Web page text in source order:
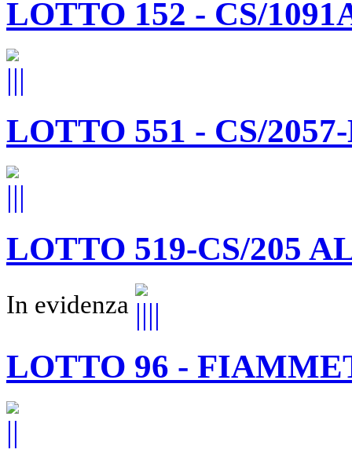
LOTTO 152 - CS/
LOTTO 551 - CS/
LOTTO 519-CS/205
In evidenza
LOTTO 96 -